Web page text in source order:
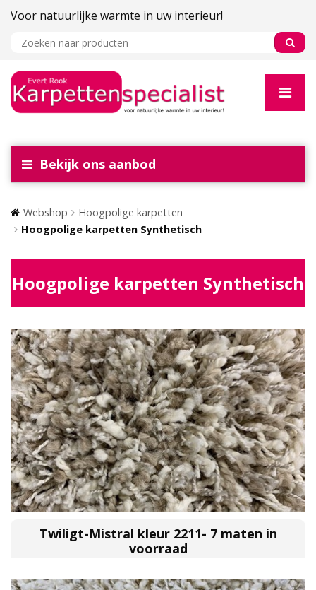
Voor natuurlijke warmte in uw interieur!
Bekijk ons aanbod
Webshop
Hoogpolige karpetten
Hoogpolige karpetten Synthetisch
Hoogpolige karpetten Synthetisch
Twiligt-Mistral kleur 2211- 7 maten in
voorraad